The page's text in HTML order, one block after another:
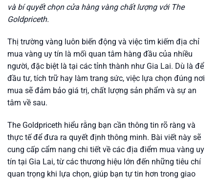
và bí quyết chọn cửa hàng vàng chất lượng với The
Goldpriceth.
Thị trường vàng luôn biến động và việc tìm kiếm địa chỉ
mua vàng uy tín là mối quan tâm hàng đầu của nhiều
người, đặc biệt là tại các tỉnh thành như Gia Lai. Dù là để
đầu tư, tích trữ hay làm trang sức, việc lựa chọn đúng nơi
mua sẽ đảm bảo giá trị, chất lượng sản phẩm và sự an
tâm về sau.
The Goldpriceth hiểu rằng bạn cần thông tin rõ ràng và
thực tế để đưa ra quyết định thông minh. Bài viết này sẽ
cung cấp cẩm nang chi tiết về các địa điểm mua vàng uy
tín tại Gia Lai, từ các thương hiệu lớn đến những tiêu chí
quan trọng khi lựa chọn, giúp bạn tự tin hơn trong giao